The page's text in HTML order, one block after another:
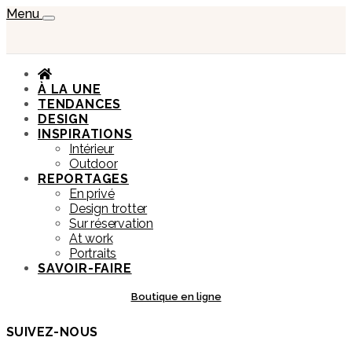
Menu
À LA UNE
TENDANCES
DESIGN
INSPIRATIONS
Intérieur
Outdoor
REPORTAGES
En privé
Design trotter
Sur réservation
At work
Portraits
SAVOIR-FAIRE
Boutique en ligne
SUIVEZ-NOUS